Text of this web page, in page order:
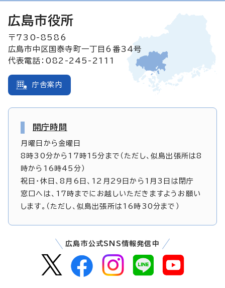
広島市役所
〒730-8586
広島市中区国泰寺町一丁目6番34号
代表電話：082-245-2111
庁舎案内
開庁時間
月曜日から金曜日
8時30分から17時15分まで（ただし、似島出張所は8
時から16時45分）
祝日・休日、8月6日、12月29日から1月3日は閉庁
窓口へは、17時までにお越しいただきますようお願い
します。（ただし、似島出張所は16時30分まで）
広島市公式SNS情報発信中